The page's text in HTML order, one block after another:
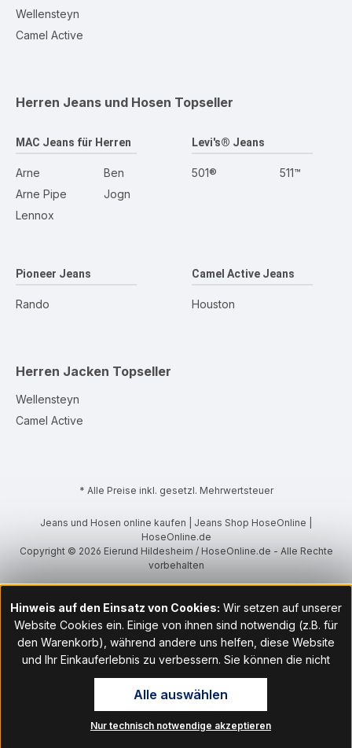
Wellensteyn
Camel Active
Herren Jeans und Hosen Topseller
MAC Jeans für Herren
Arne
Arne Pipe
Lennox
Ben
Jogn
Levi's® Jeans
501® 511™
Pioneer Jeans
Rando
Camel Active Jeans
Houston
Herren Jacken Topseller
Wellensteyn
Camel Active
* Alle Preise inkl. gesetzl. Mehrwertsteuer
Jeans und Hosen online kaufen | Jeans Shop HoseOnline |
HoseOnline.de
Copyright © 2026 Eierund Hildesheim / HoseOnline.de - Alle Rechte
vorbehalten
Hinweis auf den Einsatz von Cookies: Wir setzen auf unserer
Website Cookies ein. Einige von ihnen sind notwendig (z.B. für
den Warenkorb), während andere uns helfen, diese Website
und Ihr Einkauferlebnis zu verbessern. Sie können die nicht
notwendigen Cookies mit Klick auf „OK“ akzeptieren oder per
Klick auf "Nur technisch notwendige akzeptieren" ablehnen. Den
Zugang zu den Cookie-Einstellungen finden Sie im Fußbereich
unserer Website im Menüpunkt „Informationen“. Dort können Sie
Nur technisch notwendige akzeptieren
Alle auswählen